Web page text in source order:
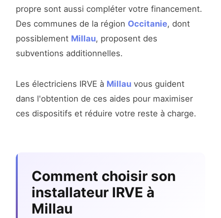
propre sont aussi compléter votre financement.
Des communes de la région Occitanie, dont
possiblement Millau, proposent des
subventions additionnelles.
Les électriciens IRVE à Millau vous guident
dans l'obtention de ces aides pour maximiser
ces dispositifs et réduire votre reste à charge.
Comment choisir son
installateur IRVE à
Millau